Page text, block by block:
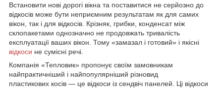
Встановити нові дорогі вікна та поставитися не серйозно до
відкосів може бути неприємним результатам як для самих
вікон, так і для відкосів. Крізняк, грибки, конденсат між
склопакетами однозначно не продовжать тривалість
експлуатації ваших вікон. Тому «замазал і готовий» і якісні
відкоси не сумісні речі.
Компанія «Тепловик» пропонує своїм замовникам
найпрактичніший і найпопулярніший різновид
пластикових косів — це відкоси із сендвіч панелей . Ці відкоси